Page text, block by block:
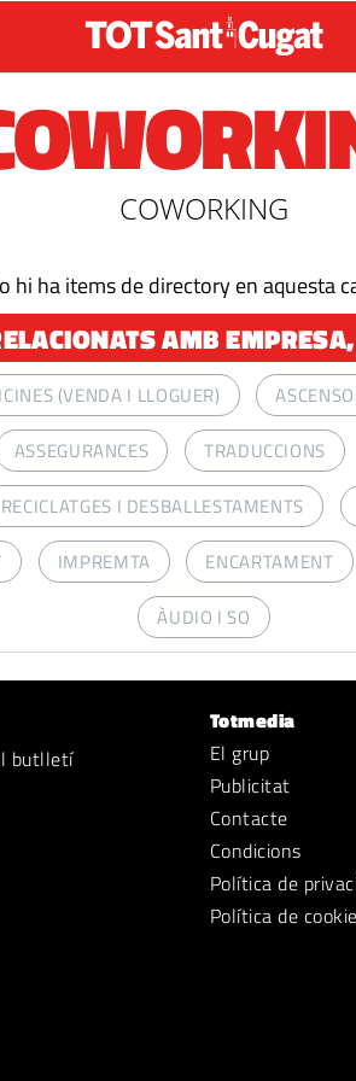
COWORKING
hi ha items de directory en aquesta
AMB
(VENDA I LLOGUER)
ASSEGURANCES TRADUCCIONS
RECICLATGES I DESBALLESTAMENTS
IMPREMTA ENCARTAMENT
ÀUDIO I SO
butlletí
Totmedia
El grup
Publicitat
Contacte
Condicions
Política de
Política de